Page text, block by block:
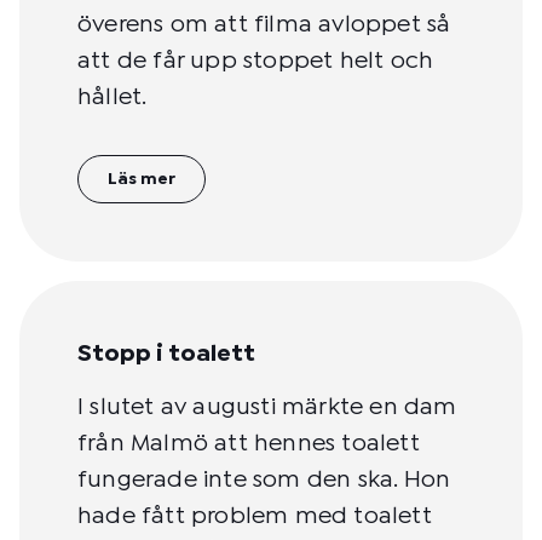
överens om att filma avloppet så
att de får upp stoppet helt och
hållet.
Läs mer
Stopp i toalett
I slutet av augusti märkte en dam
från Malmö att hennes toalett
fungerade inte som den ska. Hon
hade fått problem med toalett